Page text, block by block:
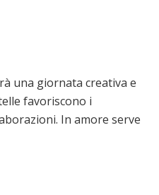
una giornata creativa e
favoriscono i
In amore serve